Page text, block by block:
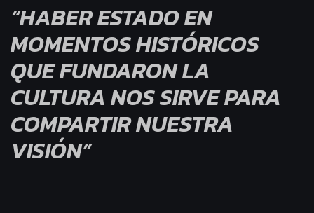
“HABER ESTADO EN
MOMENTOS HISTÓRICOS
QUE FUNDARON LA
CULTURA NOS SIRVE PARA
COMPARTIR NUESTRA
VISIÓN”